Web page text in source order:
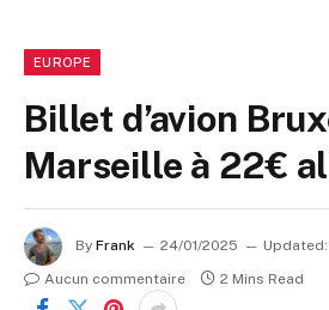
EUROPE
Billet d’avion
Marseille à 22€
By Frank 24/01/2025 Updated:
Aucun commentaire
2 Mins Read